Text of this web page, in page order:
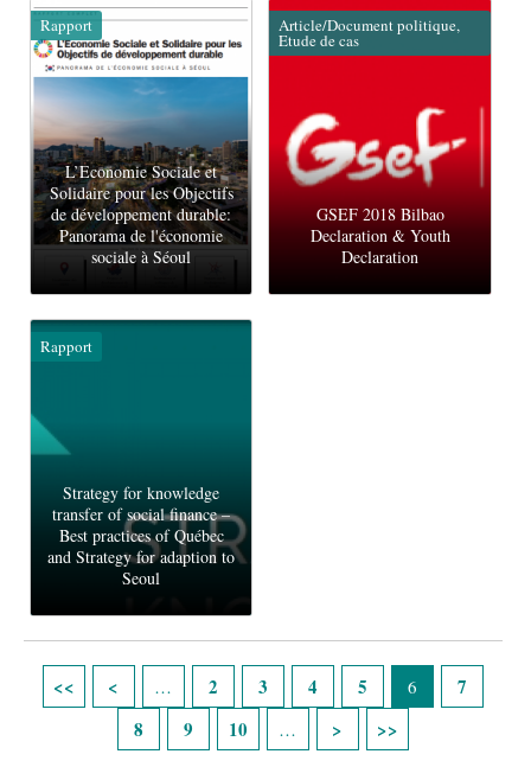
Rapport
L’Economie Sociale et
Solidaire pour les Objectifs
de développement durable:
Panorama de l'économie
sociale à Séoul
Article/Document politique,
Etude de cas
GSEF 2018 Bilbao
Declaration & Youth
Declaration
Rapport
Strategy for knowledge
transfer of social finance –
Best practices of Québec
and Strategy for adaption to
Seoul
… 2 3 4 5 6
7
8
9 10 …